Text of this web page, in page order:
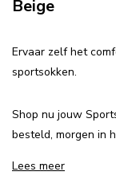
Beige
Ervaar zelf het
sportsokken.
Shop nu jouw
besteld, morgen in
Lees meer